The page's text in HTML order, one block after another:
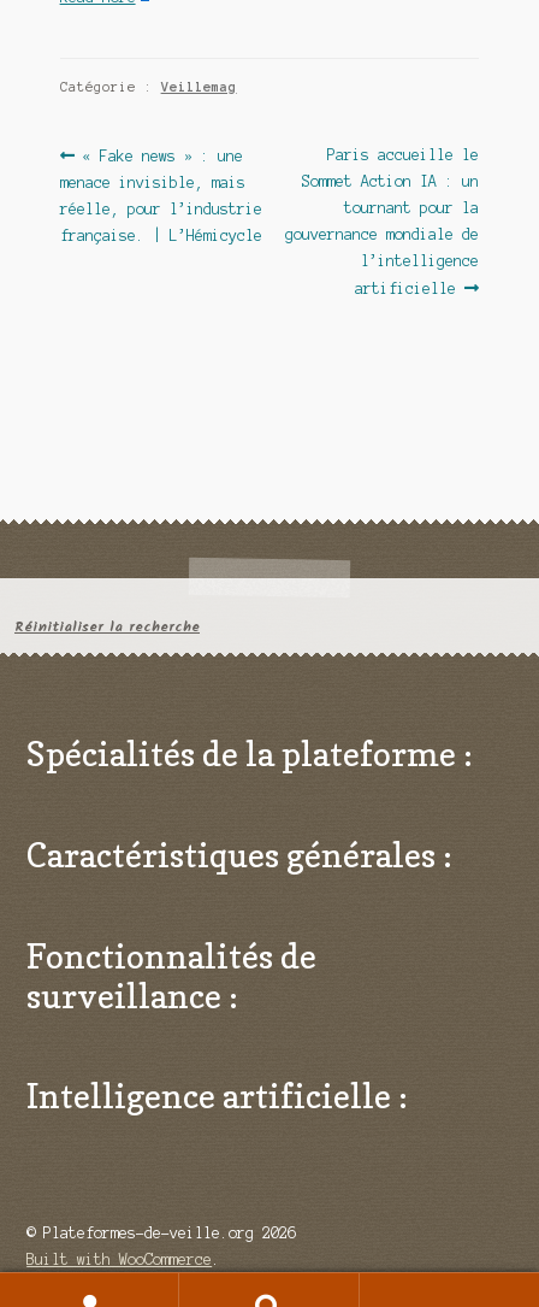
Catégorie :Veillemag
Navigation
de
l’article
Article
précédent :
« Fake news » : une
menace invisible, mais
réelle, pour l’industrie
française. | L’Hémicycle
Article
suivant :
Paris accueille le
Sommet Action IA : un
tournant pour la
gouvernance mondiale de
l’intelligence
artificielle
Réinitialiser la recherche
Spécialités de la plateforme :
Caractéristiques générales :
Fonctionnalités de
surveillance :
Intelligence artificielle :
© Plateformes-de-veille.org 2026
Built with WooCommerce